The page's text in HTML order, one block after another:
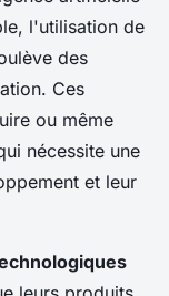
l'utilisation de
des
Ces
ou même
nécessite une
et leur